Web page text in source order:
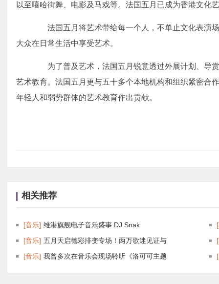
以至嘻哈街舞、电影及马戏等。法国五月已成为香港文化
法国五月将艺术带给每一个人，不单止文化表演
大众在日常生活中享受艺术。
为了普及艺术，法国五月锐意透过外展计划、导
艺术教育。法国五月更与五十多个本地机构和组织紧密合
年轻人和弱势群体的艺术教育作出贡献。
相关推荐
[音乐] 维港旗舰电子音乐盛事 DJ Snak
[音乐] 五月天启德彩排变专场！两万歌迷见证与
[音乐] 我曾多次在音乐会现场聆听《洛可可主题